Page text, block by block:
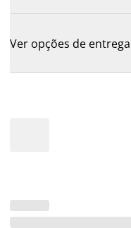
Ver opções de entrega